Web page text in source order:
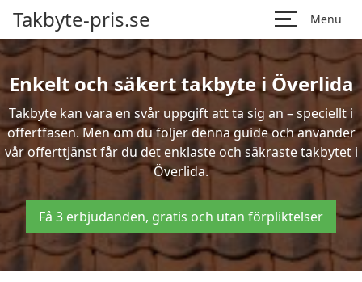
Takbyte-pris.se Menu
Enkelt och säkert takbyte i Överlida
Takbyte kan vara en svår uppgift att ta sig an – speciellt i
offertfasen. Men om du följer denna guide och använder
vår offerttjänst får du det enklaste och säkraste takbytet i
Överlida.
Få 3 erbjudanden, gratis och utan förpliktelser